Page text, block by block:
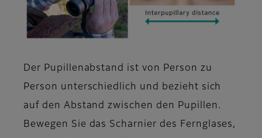
Der Pupillenabstand ist von Person zu
Person unterschiedlich und bezieht sich
auf den Abstand zwischen den Pupillen.
Bewegen Sie das Scharnier des Fernglases,